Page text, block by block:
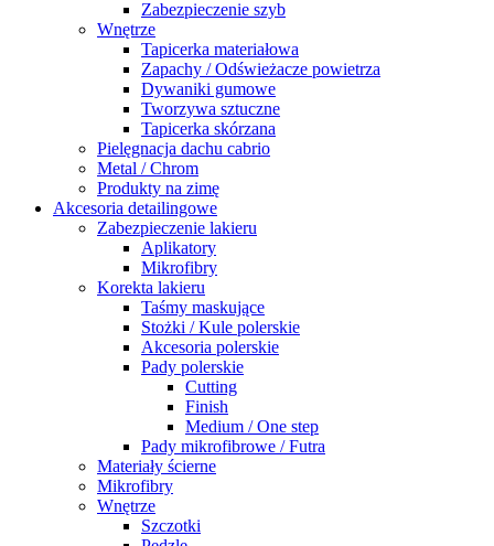
Zabezpieczenie szyb
Wnętrze
Tapicerka materiałowa
Zapachy / Odświeżacze powietrza
Dywaniki gumowe
Tworzywa sztuczne
Tapicerka skórzana
Pielęgnacja dachu cabrio
Metal / Chrom
Produkty na zimę
Akcesoria detailingowe
Zabezpieczenie lakieru
Aplikatory
Mikrofibry
Korekta lakieru
Taśmy maskujące
Stożki / Kule polerskie
Akcesoria polerskie
Pady polerskie
Cutting
Finish
Medium / One step
Pady mikrofibrowe / Futra
Materiały ścierne
Mikrofibry
Wnętrze
Szczotki